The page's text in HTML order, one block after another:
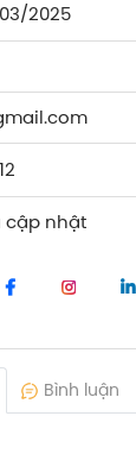
2025
cập nhật
Bình luận